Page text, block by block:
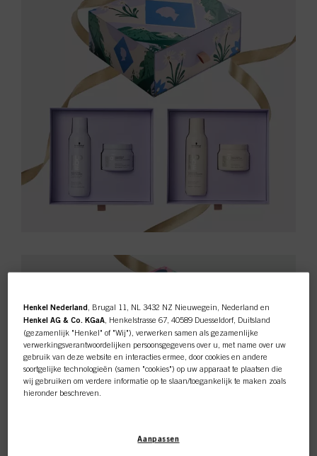
Henkel Nederland , Brugal 11, NL 3432 NZ Nieuwegein, Nederland en
Henkel AG & Co. KGaA , Henkelstrasse 67, 40589 Duesseldorf, Duitsland
(gezamenlijk "Henkel" of "Wij"), verwerken samen als gezamenlijke
verwerkingsverantwoordelijken persoonsgegevens over u, met name over uw
gebruik van deze website en interacties ermee, door cookies en andere
soortgelijke technologieën (samen "cookies") op uw apparaat te plaatsen die
wij gebruiken om verdere informatie op te slaan/toegankelijk te maken zoals
hieronder beschreven.
aangegeven in onze Gegevensbeschermingsverklaring waarnaar een link in
Aanpassen